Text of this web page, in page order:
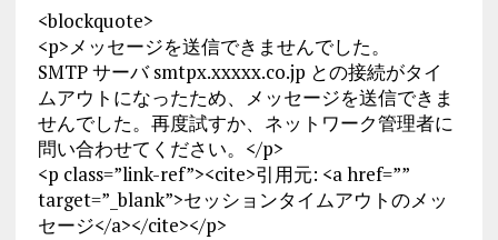
<blockquote>
<p>メッセージを送信できませんでした。
SMTP サーバ smtpx.xxxxx.co.jp との接続がタイ
ムアウトになったため、メッセージを送信できま
せんでした。再度試すか、ネットワーク管理者に
問い合わせてください。</p>
<p class=”link-ref”><cite>引用元: <a href=””
target=”_blank”>セッションタイムアウトのメッ
セージ</a></cite></p>